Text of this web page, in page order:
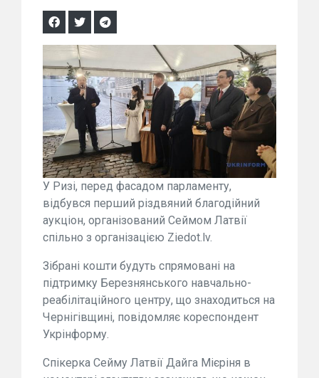
У Ризі, перед фасадом парламенту,
відбувся перший різдвяний благодійний
аукціон, організований Сеймом Латвії
спільно з організацією Ziedot.lv.
Зібрані кошти будуть спрямовані на
підтримку Березнянського навчально-
реабілітаційного центру, що знаходиться на
Чернігівщині, повідомляє кореспондент
Укрінформу.
Спікерка Сейму Латвії Дайга Мієріня в